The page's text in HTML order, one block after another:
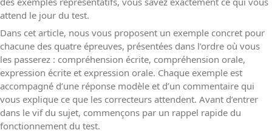
attend le jour du test.
Dans cet article, nous vous proposent un exemple concret pour
chacune des quatre épreuves, présentées dans l’ordre où vous
les passerez : compréhension écrite, compréhension orale,
expression écrite et expression orale. Chaque exemple est
accompagné d’une réponse modèle et d’un commentaire qui
vous explique ce que les correcteurs attendent. Avant d’entrer
dans le vif du sujet, commençons par un rappel rapide du
fonctionnement du test.